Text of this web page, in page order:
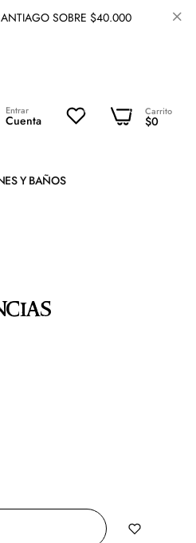
SOBRE $40.000
Entrar
Cuenta
0 Carrito
$0
0
Y BAÑOS